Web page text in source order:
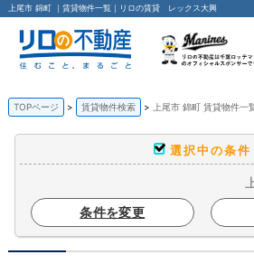
上尾市 錦町 ｜賃貸物件一覧｜リロの賃貸 レックス大興
TOPページ 賃貸物件検索 上尾市 錦町 賃貸物件一
選択中の条件
条件を変更